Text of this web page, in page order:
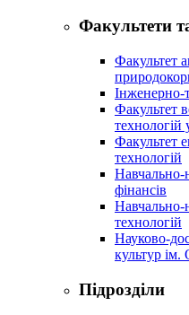
Факультети
Факультет
Інженерно-
Факультет
технологій
Факультет
технологій
Навчально-
фінансів
Навчально-
технологій
Науково-
культур ім.
Підрозділи